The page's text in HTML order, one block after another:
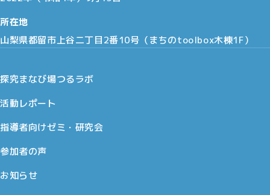
所在地
山梨県都留市上谷二丁目2番10号（まちのtoolbox木棟1F）
探究まなび場つるラボ
活動レポート
指導者向けゼミ・研究会
参加者の声
お知らせ